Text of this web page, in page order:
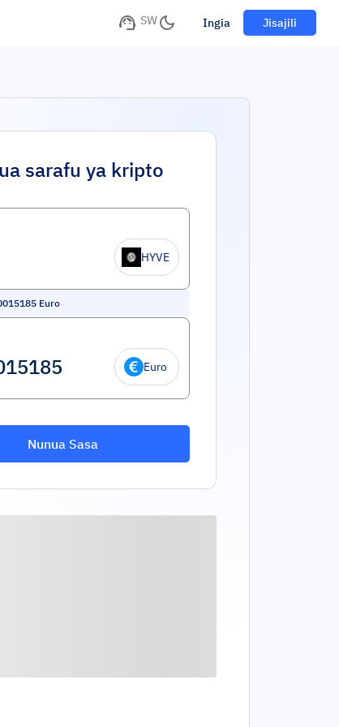
SW Ingia Jisajili
sarafu ya kripto
HYVE
Euro
Euro
Nunua Sasa